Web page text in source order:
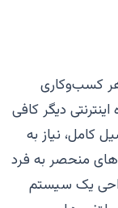
هر کسب‌وکاری
دیگر کافی
کامل، نیاز به
منحصر به فرد
یک سیستم